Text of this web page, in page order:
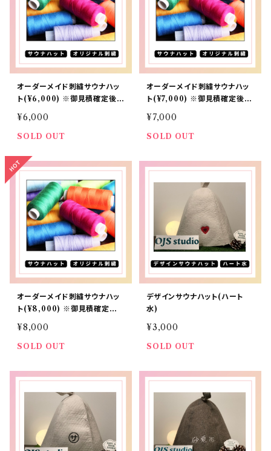
オーダーメイド刺繍サウナハッ
ト(¥6,000) ※御見積確定後の
お客様向け
¥6,000
SOLD OUT
オーダーメイド刺繍サウナハッ
ト(¥7,000) ※御見積確定後の
お客様向け
¥7,000
SOLD OUT
オーダーメイド刺繍サウナハッ
ト(¥8,000) ※御見積確定後
¥8,000
SOLD OUT
デザインサウナハット(ハート
水)
¥3,000
SOLD OUT